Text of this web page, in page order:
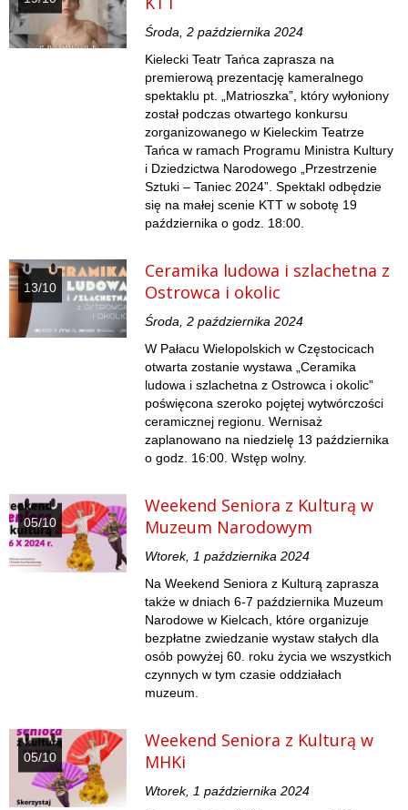
Środa, 2 października 2024
Kielecki Teatr Tańca zaprasza na
premierową prezentację kameralnego
spektaklu pt. „Matrioszka”, który wyłoniony
został podczas otwartego konkursu
zorganizowanego w Kieleckim Teatrze
Tańca w ramach Programu Ministra Kultury
i Dziedzictwa Narodowego „Przestrzenie
Sztuki – Taniec 2024”. Spektakl odbędzie
się na małej scenie KTT w sobotę 19
października o godz. 18:00.
13/10
Ceramika ludowa i szlachetna z
Ostrowca i okolic
Środa, 2 października 2024
W Pałacu Wielopolskich w Częstocicach
otwarta zostanie wystawa „Ceramika
ludowa i szlachetna z Ostrowca i okolic”
poświęcona szeroko pojętej wytwórczości
ceramicznej regionu. Wernisaż
zaplanowano na niedzielę 13 października
o godz. 16:00. Wstęp wolny.
05/10
Weekend Seniora z Kulturą w
Muzeum Narodowym
Wtorek, 1 października 2024
Na Weekend Seniora z Kulturą zaprasza
także w dniach 6-7 października Muzeum
Narodowe w Kielcach, które organizuje
bezpłatne zwiedzanie wystaw stałych dla
osób powyżej 60. roku życia we wszystkich
czynnych w tym czasie oddziałach
muzeum.
05/10
Weekend Seniora z Kulturą w
MHKi
Wtorek, 1 października 2024